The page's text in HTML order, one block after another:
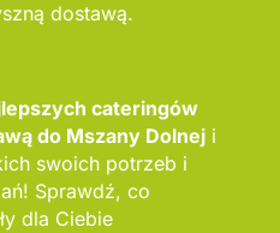
dostawą.
cateringów
do Mszany Dolneji
swoich potrzeb i
Sprawdź, co
dla Ciebie